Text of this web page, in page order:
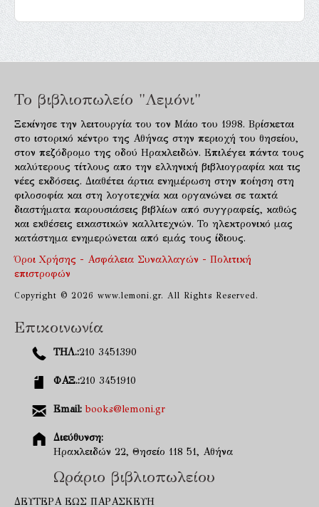
Το βιβλιοπωλείο "Λεμόνι"
Ξεκίνησε την λειτουργία του τον Μάιο του 1998. Βρίσκεται
στο ιστορικό κέντρο της Αθήνας στην περιοχή του θησείου,
στον πεζόδρομο της οδού Ηρακλειδών. Επιλέγει πάντα τους
καλύτερους τίτλους απο την ελληνική βιβλιογραφία και τις
νέες εκδόσεις. Διαθέτει άρτια ενημέρωση στην ποίηση στη
φιλοσοφία και στη λογοτεχνία και οργανώνει σε τακτά
διαστήματα παρουσιάσεις βιβλίων από συγγραφείς, καθώς
και εκθέσεις εικαστικών καλλιτεχνών. Το ηλεκτρονικό μας
κατάστημα ενημερώνεται από εμάς τους ίδιους.
Όροι Χρήσης - Ασφάλεια Συναλλαγών - Πολιτική
επιστροφών
Copyright © 2026 www.lemoni.gr. All Rights Reserved.
Επικοινωνία
ΤΗΛ.:210 3451390
ΦΑΞ.:210 3451910
Email: books@lemoni.gr
Διεύθυνση:
Ηρακλειδών 22, Θησείο 118 51, Αθήνα
Ωράριο βιβλιοπωλείου
ΔΕΥΤΕΡΑ ΕΩΣ ΠΑΡΑΣΚΕΥΗ